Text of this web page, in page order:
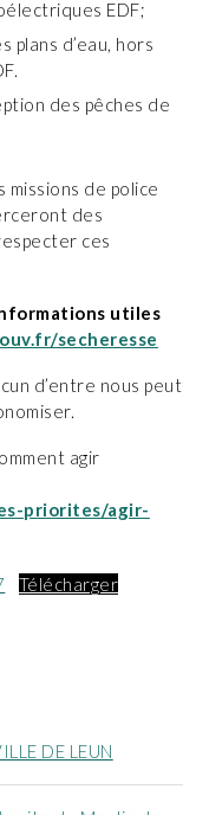
EDF;
plans d’eau, hors
des pêches de
de police
des
ces
utiles
secheresse
d’entre nous peut
agir
priorites/agir-
Télécharger
DE LEUN